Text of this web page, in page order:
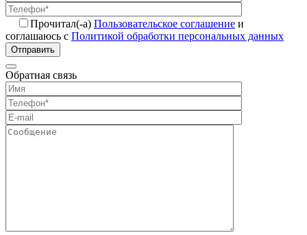
Прочитал(-а) Пользовательское соглашение и
соглашаюсь с Политикой обработки персональных данных
Отправить
Обратная связь